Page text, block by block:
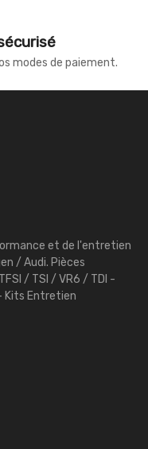
modes de paiement.
et de l'entretien
/ Audi. Pièces
/ TSI / VR6 / TDI -
Kits Entretien